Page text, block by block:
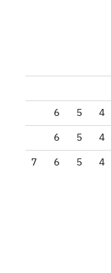
4
5
6
4
5
6
4
5
6
7